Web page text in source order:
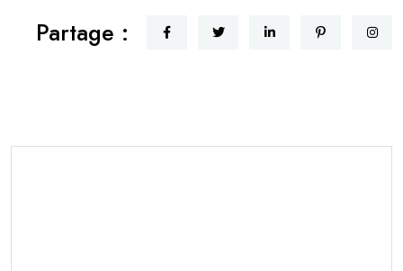
Partage :